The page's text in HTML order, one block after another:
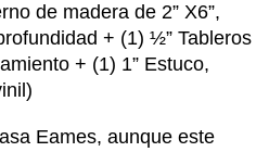
de madera de 2” X6”,
+ (1) ½” Tableros
+ (1) 1” Estuco,
Eames, aunque este